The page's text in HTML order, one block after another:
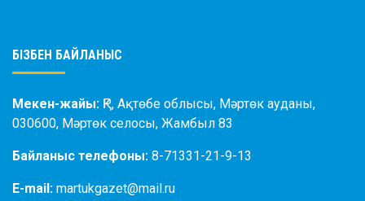
БІЗБЕН БАЙЛАНЫС
Мекен-жайы: ҚР, Ақтөбе облысы, Мәртөк ауданы,
030600, Мәртөк селосы, Жамбыл 83
Байланыс телефоны: 8-71331-21-9-13
E-mail: martukgazet@mail.ru